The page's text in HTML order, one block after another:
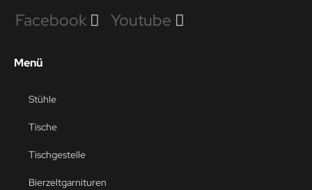
Facebook Youtube
Menü
Stühle
Tische
Tischgestelle
Bierzeltgarnituren